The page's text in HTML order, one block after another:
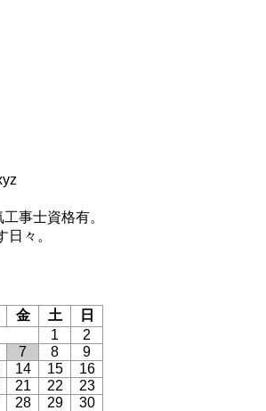
事士資格有。
日々。
金 土
日
1
2
7 8
9
14 15
16
21 22
23
28 29 30